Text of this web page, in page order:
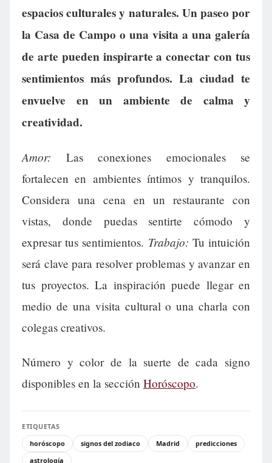
espacios culturales y naturales. Un paseo por
la Casa de Campo o una visita a una galería
de arte pueden inspirarte a conectar con tus
sentimientos más profundos. La ciudad te
envuelve en un ambiente de calma y
creatividad.
Amor: Las conexiones emocionales se
fortalecen en ambientes íntimos y tranquilos.
Considera una cena en un restaurante con
vistas, donde puedas sentirte cómodo y
expresar tus sentimientos. Trabajo: Tu intuición
será clave para resolver problemas y avanzar en
tus proyectos. La inspiración puede llegar en
medio de una visita cultural o una charla con
colegas creativos.
Número y color de la suerte de cada signo
disponibles en la sección Horóscopo.
ETIQUETAS
horóscopo
signos del zodiaco Madrid
predicciones
astrología